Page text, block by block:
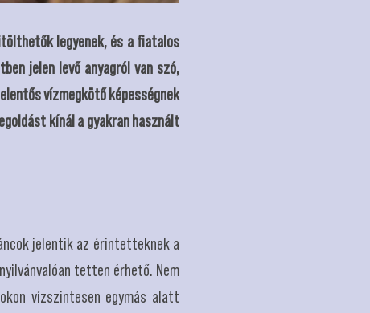
legyenek, és a fiatalos
jelen levő anyagról van szó,
vízmegkötő képességnek
kínál a gyakran használt
jelentik az érintetteknek a
tetten érhető. Nem
vízszintesen egymás alatt